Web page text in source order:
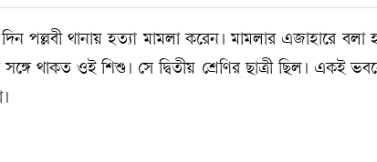
পল্লবী থানায় হত্যা মামলা করেন। মামলার এজাহারে বলা
থাকত ওই শিশু। সে দ্বিতীয় শ্রেণির ছাত্রী ছিল। একই